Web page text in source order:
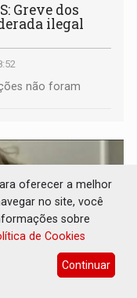
Greve dos
ilegal
não foram
oferecer a melhor
no site, você
sobre
de Cookies
Continuar